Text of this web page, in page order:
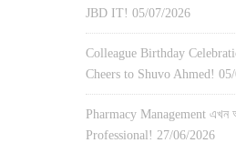
JBD IT! 05/07/2026
Colleague Birthday
Cheers to Shuvo Ahmed!
Pharmacy Management
Professional! 27/06/2026